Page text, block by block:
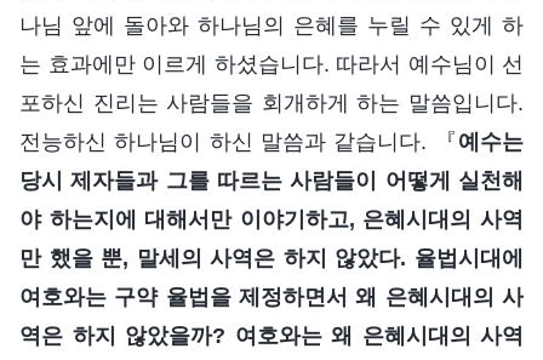
나님 앞에 돌아와 하나님의 은혜를 누릴 수 있게 하
는 효과에만 이르게 하셨습니다. 따라서 예수님이 선
포하신 진리는 사람들을 회개하게 하는 말씀입니다.
전능하신 하나님이 하신 말씀과 같습니다. 『 예수는
당시 제자들과 그를 따르는 사람들이 어떻게 실천해
야 하는지에 대해서만 이야기하고, 은혜시대의 사역
만 했을 뿐, 말세의 사역은 하지 않았다. 율법시대에
여호와는 구약 율법을 제정하면서 왜 은혜시대의 사
역은 하지 않았을까? 여호와는 왜 은혜시대의 사역